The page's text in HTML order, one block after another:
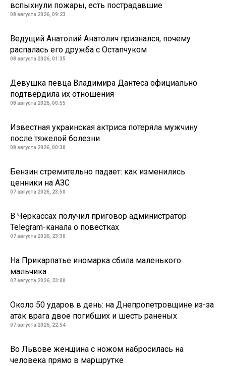
вспыхнули пожары, есть пострадавшие
08 августа 2026, 09:23
Ведущий Анатолий Анатолич признался, почему
распалась его дружба с Остапчуком
08 августа 2026, 01:35
Девушка певца Владимира Дантеса официально
подтвердила их отношения
08 августа 2026, 00:55
Известная украинская актриса потеряла мужчину
после тяжелой болезни
08 августа 2026, 00:30
Бензин стремительно падает: как изменились
ценники на АЗС
07 августа 2026, 23:50
В Черкассах получил приговор администратор
Telegram-канала о повестках
07 августа 2026, 23:30
На Прикарпатье иномарка сбила маленького
мальчика
07 августа 2026, 23:00
Около 50 ударов в день: на Днепропетровщине из-за
атак врага двое погибших и шесть раненых
07 августа 2026, 22:54
Во Львове женщина с ножом набросилась на
человека прямо в маршрутке